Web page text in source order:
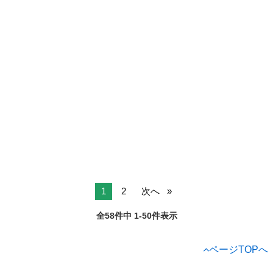
1 2 次へ
全58件中 1-50件表示
ページTOPへ